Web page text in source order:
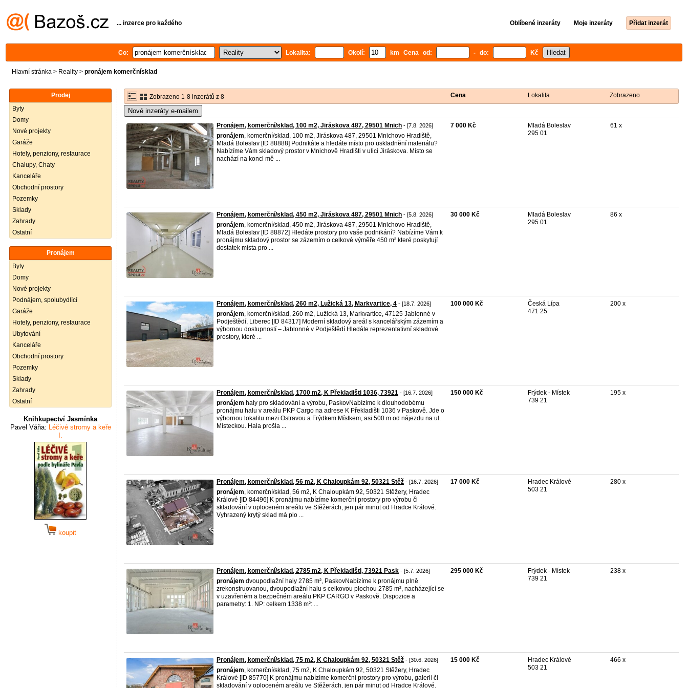
... inzerce pro každého Oblíbené inzeráty Moje inzeráty Přidat inzerát
Co: Lokalita: Okolí: km Cena od: - do: Kč
Hlavní stránka > Reality > pronájem komerčnísklad
Prodej
Byty
Domy
Nové projekty
Garáže
Hotely, penziony, restaurace
Chalupy, Chaty
Kanceláře
Obchodní prostory
Pozemky
Sklady
Zahrady
Ostatní
Pronájem
Byty
Domy
Nové projekty
Podnájem, spolubydlící
Garáže
Hotely, penziony, restaurace
Ubytování
Kanceláře
Obchodní prostory
Pozemky
Sklady
Zahrady
Ostatní
Knihkupectví Jasmínka
Pavel Váňa: Léčivé stromy a keře
I.
koupit
Zobrazeno 1-8 inzerátů z 8 Cena Lokalita Zobrazeno
Nové inzeráty e-mailem
Pronájem, komerční/sklad, 100 m2, Jiráskova 487, 29501 Mnich - [7.8. 2026]
pronájem, komerční/sklad, 100 m2, Jiráskova 487, 29501 Mnichovo Hradiště,
Mladá Boleslav [ID 88888] Podnikáte a hledáte místo pro uskladnění materiálu?
Nabízíme Vám skladový prostor v Mnichově Hradišti v ulici Jiráskova. Místo se
nachází na konci mě ...
7 000 Kč
Mladá Boleslav
295 01
61 x
Pronájem, komerční/sklad, 450 m2, Jiráskova 487, 29501 Mnich - [5.8. 2026]
pronájem, komerční/sklad, 450 m2, Jiráskova 487, 29501 Mnichovo Hradiště,
Mladá Boleslav [ID 88872] Hledáte prostory pro vaše podnikání? Nabízíme Vám k
pronájmu skladový prostor se zázemím o celkové výměře 450 m² které poskytují
dostatek místa pro ...
30 000 Kč
Mladá Boleslav
295 01
86 x
Pronájem, komerční/sklad, 260 m2, Lužická 13, Markvartice, 4 - [18.7. 2026]
pronájem, komerční/sklad, 260 m2, Lužická 13, Markvartice, 47125 Jablonné v
Podještědí, Liberec [ID 84317] Moderní skladový areál s kancelářským zázemím a
výbornou dostupností – Jablonné v Podještědí Hledáte reprezentativní skladové
prostory, které ...
100 000 Kč
Česká Lípa
471 25
200 x
Pronájem, komerční/sklad, 1700 m2, K Překladišti 1036, 73921 - [16.7. 2026]
pronájem haly pro skladování a výrobu, PaskovNabízíme k dlouhodobému
pronájmu halu v areálu PKP Cargo na adrese K Překladišti 1036 v Paskově. Jde o
výbornou lokalitu mezi Ostravou a Frýdkem Místkem, asi 500 m od nájezdu na ul.
Místeckou. Hala prošla ...
150 000 Kč
Frýdek - Místek
739 21
195 x
Pronájem, komerční/sklad, 56 m2, K Chaloupkám 92, 50321 Stěž - [16.7. 2026]
pronájem, komerční/sklad, 56 m2, K Chaloupkám 92, 50321 Stěžery, Hradec
Králové [ID 84496] K pronájmu nabízíme komerční prostory pro výrobu či
skladování v oploceném areálu ve Stěžerách, jen pár minut od Hradce Králové.
Vyhrazený krytý sklad má plo ...
17 000 Kč
Hradec Králové
503 21
280 x
Pronájem, komerční/sklad, 2785 m2, K Překladišti, 73921 Pask - [5.7. 2026]
pronájem dvoupodlažní haly 2785 m², PaskovNabízíme k pronájmu plně
zrekonstruovanou, dvoupodlažní halu s celkovou plochou 2785 m², nacházející se
v uzavřeném a bezpečném areálu PKP CARGO v Paskově. Dispozice a
parametry: 1. NP: celkem 1338 m²: ...
295 000 Kč
Frýdek - Místek
739 21
238 x
Pronájem, komerční/sklad, 75 m2, K Chaloupkám 92, 50321 Stěž - [30.6. 2026]
pronájem, komerční/sklad, 75 m2, K Chaloupkám 92, 50321 Stěžery, Hradec
Králové [ID 85770] K pronájmu nabízíme komerční prostory pro výrobu, galerii či
skladování v oploceném areálu ve Stěžerách, jen pár minut od Hradce Králové.
15 000 Kč
Hradec Králové
503 21
466 x